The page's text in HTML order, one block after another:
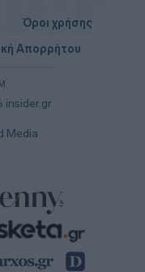
Όροι χρήσης
Απορρήτου
Media